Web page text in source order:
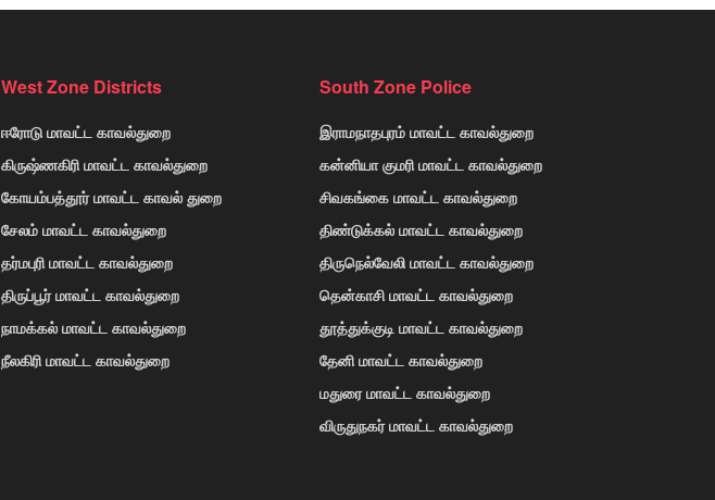
West Zone Districts
ஈரோடு மாவட்ட காவல்துறை
கிருஷ்ணகிரி மாவட்ட காவல்துறை
கோயம்பத்தூர் மாவட்ட காவல் துறை
சேலம் மாவட்ட காவல்துறை
தர்மபுரி மாவட்ட காவல்துறை
திருப்பூர் மாவட்ட காவல்துறை
நாமக்கல் மாவட்ட காவல்துறை
நீலகிரி மாவட்ட காவல்துறை
South Zone Police
இராமநாதபுரம் மாவட்ட காவல்துறை
கன்னியா குமரி மாவட்ட காவல்துறை
சிவகங்கை மாவட்ட காவல்துறை
திண்டுக்கல் மாவட்ட காவல்துறை
திருநெல்வேலி மாவட்ட காவல்துறை
தென்காசி மாவட்ட காவல்துறை
தூத்துக்குடி மாவட்ட காவல்துறை
தேனி மாவட்ட காவல்துறை
மதுரை மாவட்ட காவல்துறை
விருதுநகர் மாவட்ட காவல்துறை